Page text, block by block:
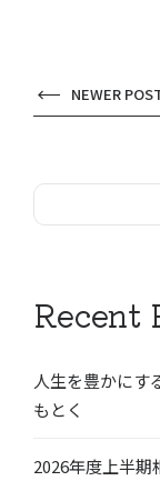
NEWER
Recent
人生を豊かにす
もとく
2026年度上半期